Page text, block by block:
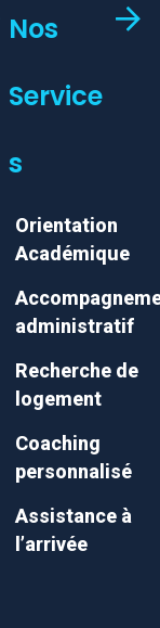
Nos
Service
S
Orientation
Académique
administratif
Recherche de
logement
Coaching
personnalisé
Assistance à
l’arrivée